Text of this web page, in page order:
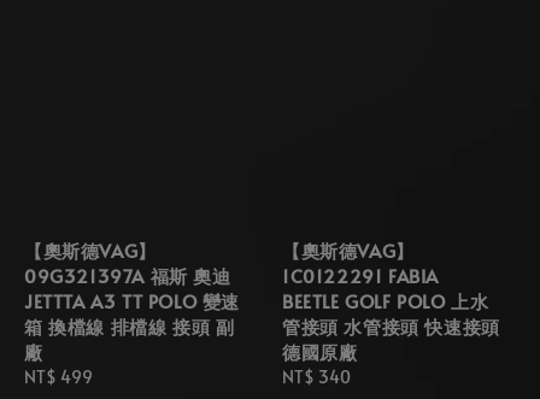
【奧斯德VAG】
09G321397A 福斯 奧迪
JETTTA A3 TT POLO 變速
箱 換檔線 排檔線 接頭 副
廠
Regular
NT$ 499
【奧斯德VAG】
1C0122291 FABIA
BEETLE GOLF POLO 上水
管接頭 水管接頭 快速接頭
德國原廠
Regular
NT$ 340